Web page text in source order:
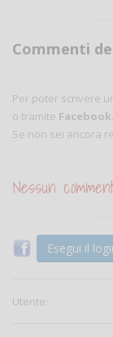
Commenti
Per poter scrivere
o tramite Facebook.
Se non sei ancora
Nessun
Esegui il
Utente: